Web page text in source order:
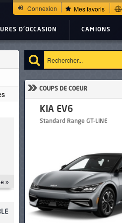
Connexion Mes favoris
D'OCCASION CAMIONS
»
» COUPS DE COEUR
KIA EV6
Standard Range GT-LINE